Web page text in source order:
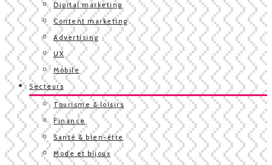
Digital marketing
Content marketing
Advertising
UX
Mobile
Secteurs
Tourisme & loisirs
Finance
Santé & bien-être
Mode et bijoux